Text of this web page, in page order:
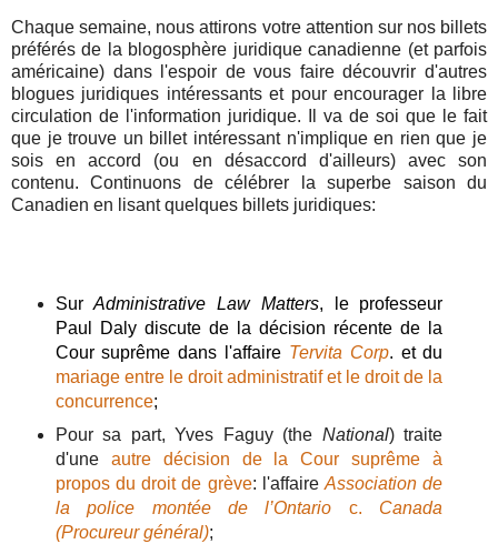
Chaque semaine, nous attirons votre attention sur nos billets
préférés de la blogosphère juridique canadienne (et parfois
américaine) dans l'espoir de vous faire découvrir d'autres
blogues juridiques intéressants et pour encourager la libre
circulation de l'information juridique. Il va de soi que le fait
que je trouve un billet intéressant n'implique en rien que je
sois en accord (ou en désaccord d'ailleurs) avec son
contenu. Continuons de célébrer la superbe saison du
Canadien en lisant quelques billets juridiques:
SurAdministrative Law Matters, le professeur
Paul Daly discute de la décision récente de la
Cour suprême dans l'affaire Tervita Corp. et du
mariage entre le droit administratif et le droit de la
concurrence;
Pour sa part, Yves Faguy (the National) traite
d'une autre décision de la Cour suprême à
propos du droit de grève: l'affaireAssociation de
la police montée de l’Ontario c. Canada
(Procureur général);